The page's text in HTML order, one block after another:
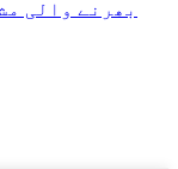
بھرنے والی